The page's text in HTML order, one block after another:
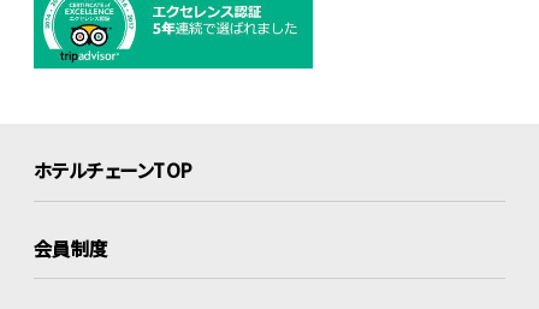
ホテルチェーンTOP
会員制度